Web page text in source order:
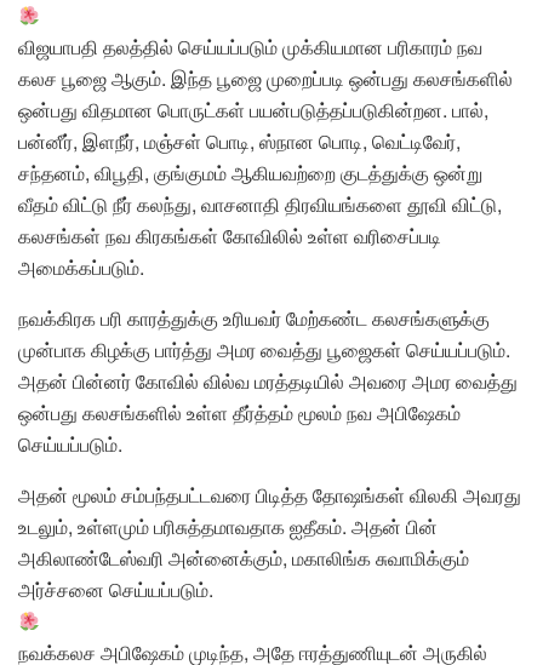
விஜயாபதி தலத்தில் செய்யப்படும் முக்கியமான பரிகாரம் நவ
கலச பூஜை ஆகும். இந்த பூஜை முறைப்படி ஒன்பது கலசங்களில்
ஒன்பது விதமான பொருட்கள் பயன்படுத்தப்படுகின்றன. பால்,
பன்னீர், இளநீர், மஞ்சள் பொடி, ஸ்நான பொடி, வெட்டிவேர்,
சந்தனம், விபூதி, குங்குமம் ஆகியவற்றை குடத்துக்கு ஒன்று
வீதம் விட்டு நீர் கலந்து, வாசனாதி திரவியங்களை தூவி விட்டு,
கலசங்கள் நவ கிரகங்கள் கோவிலில் உள்ள வரிசைப்படி
அமைக்கப்படும்.
நவக்கிரக பரி காரத்துக்கு உரியவர் மேற்கண்ட கலசங்களுக்கு
முன்பாக கிழக்கு பார்த்து அமர வைத்து பூஜைகள் செய்யப்படும்.
அதன் பின்னர் கோவில் வில்வ மரத்தடியில் அவரை அமர வைத்து
ஒன்பது கலசங்களில் உள்ள தீர்த்தம் மூலம் நவ அபிஷேகம்
செய்யப்படும்.
அதன் மூலம் சம்பந்தபட்டவரை பிடித்த தோஷங்கள் விலகி அவரது
உடலும், உள்ளமும் பரிசுத்தமாவதாக ஐதீகம். அதன் பின்
அகிலாண்டேஸ்வரி அன்னைக்கும், மகாலிங்க சுவாமிக்கும்
அர்ச்சனை செய்யப்படும்.
நவக்கலச அபிஷேகம் முடிந்த, அதே ஈரத்துணியுடன் அருகில்